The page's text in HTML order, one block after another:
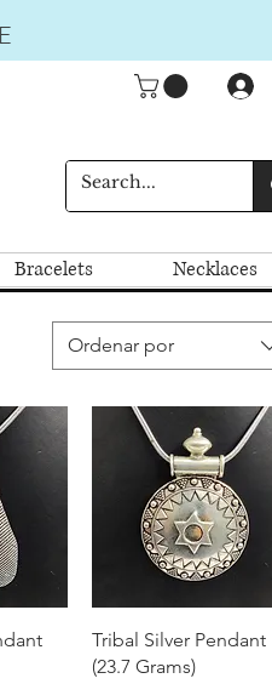
Bracelets Necklaces
Ordenar por
Vista rápida
Tribal Silver Pendant
(23.7 Grams)